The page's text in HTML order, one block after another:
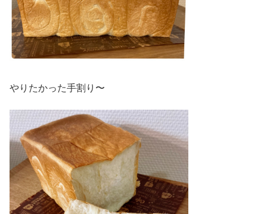
やりたかった手割り〜